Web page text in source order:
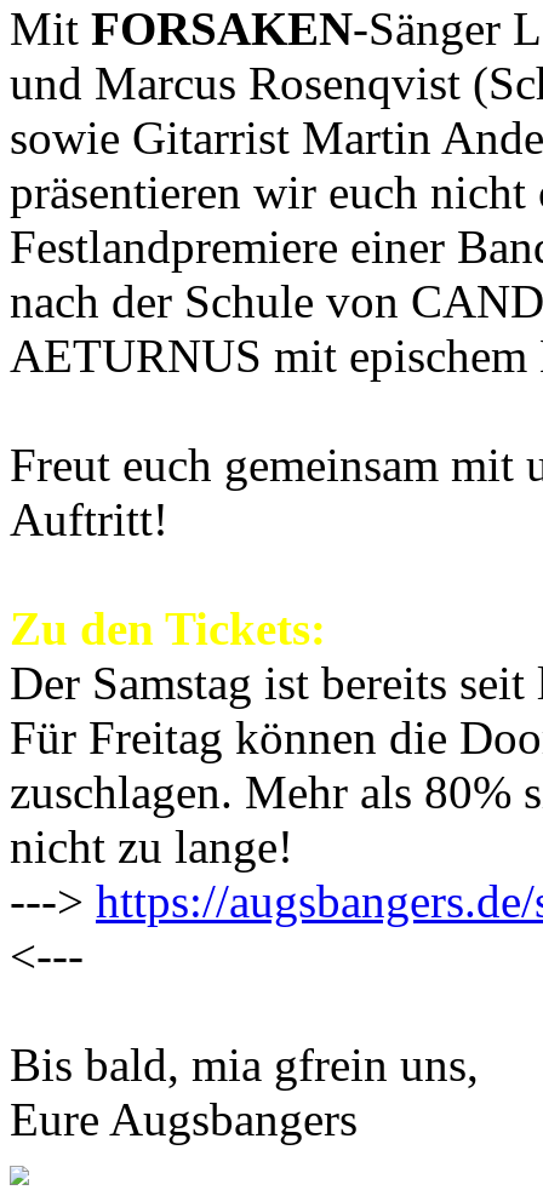
Mit FORSAKEN-Sänger
und Marcus Rosenqvist
sowie Gitarrist Martin
präsentieren wir euch
Festlandpremiere einer
nach der Schule von
AETURNUS mit
Freut euch gemeinsam mit
Auftritt!
Zu den Tickets:
Der Samstag ist bereits
Für Freitag können die
zuschlagen. Mehr als 80%
nicht zu lange!
---> https://
<---
Bis bald, mia gfrein uns,
Eure Augsbangers